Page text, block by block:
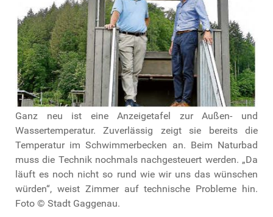
Ganz neu ist eine Anzeigetafel zur Außen- und
Wassertemperatur. Zuverlässig zeigt sie bereits die
Temperatur im Schwimmerbecken an. Beim Naturbad
muss die Technik nochmals nachgesteuert werden. „Da
läuft es noch nicht so rund wie wir uns das wünschen
würden“, weist Zimmer auf technische Probleme hin.
Foto © Stadt Gaggenau.